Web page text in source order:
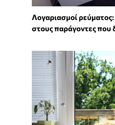
Λογαριασμοί
στους παράγοντες που